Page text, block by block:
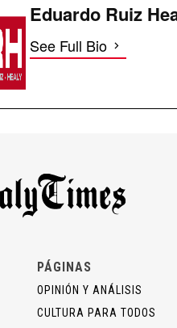
Eduardo Ruiz
See Full Bio
PÁGINAS
OPINIÓN Y ANÁLISIS
CULTURA PARA TODOS